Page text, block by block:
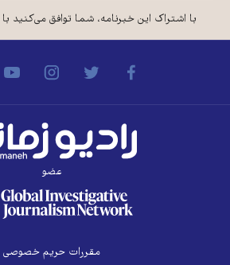
با اشتراک این خبرنامه، شما توافق می‌کنید
عضو
مقررات حریم خصوصی